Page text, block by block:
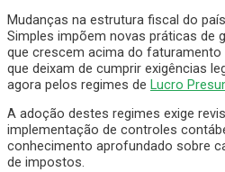
Mudanças na estrutura fiscal do
Simples impõem novas práticas de
que crescem acima do faturamento
que deixam de cumprir exigências
agora pelos regimes de Lucro
A adoção destes regimes exige
implementação de controles
conhecimento aprofundado sobre
de impostos.